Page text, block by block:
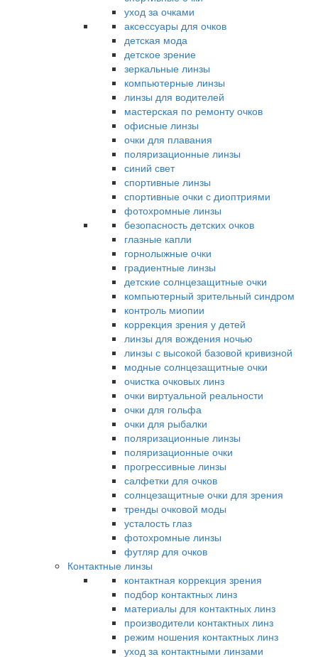
уход за очками
аксессуары для очков
детская мода
детское зрение
зеркальные линзы
компьютерные линзы
линзы для водителей
мастерская по ремонту очков
офисные линзы
очки для плавания
поляризационные линзы
синий свет
спортивные линзы
спортивные очки с диоптриями
фотохромные линзы
безопасность детских очков
глазные капли
горнолыжные очки
градиентные линзы
детские солнцезащитные очки
компьютерный зрительный синдром
контроль миопии
коррекция зрения у детей
линзы для вождения ночью
линзы с высокой базовой кривизной
модные солнцезащитные очки
очистка очковых линз
очки виртуальной реальности
очки для гольфа
очки для рыбалки
поляризационные линзы
поляризационные очки
прогрессивные линзы
салфетки для очков
солнцезащитные очки для зрения
тренды очковой моды
усталость глаз
фотохромные линзы
футляр для очков
Контактные линзы
контактная коррекция зрения
подбор контактных линз
материалы для контактных линз
производители контактных линз
режим ношения контактных линз
уход за контактными линзами